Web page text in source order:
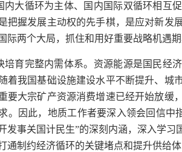
内大循环为主体、国内国际双循环相互
把握发展主动权的先手棋，是应对新发
际两个大局，抓住和用好重要战略机遇期
培育完整内需体系。资源能源是国民经
着我国基础设施建设水平不断提升、城
要大宗矿产资源消费增速已经开始放缓
。因此，地质工作者要深入领会回信中
发事关国计民生”的深刻内涵，深入学
通制约经济循环的关键堵点和提升供给